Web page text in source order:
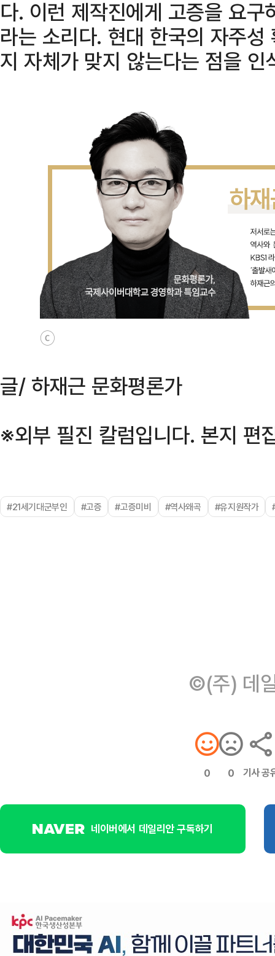
다. 이런 제작진에게 고증을 요
라는 소리다. 현대 한국의 자주
지 자체가 맞지 않는다는 점을 인
ⓒ
글/ 하재근 문화평론가
※외부 필진 칼럼입니다. 본지 편
#21세기대군부인 #고증 #고증미비 #역사왜곡 #유지원작가
©(주) 데
0 0 기사 공
네이버에서 데일리안 구독하기